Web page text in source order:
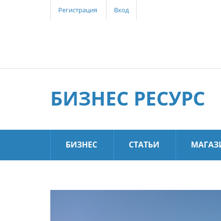
Регистрация Вход
БИЗНЕС РЕСУРС
БИЗНЕС СТАТЬИ